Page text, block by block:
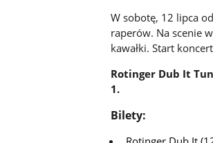
W sobotę, 12 lipca
raperów. Na scenie
kawałki. Start
Rotinger Dub It
1.
Bilety: